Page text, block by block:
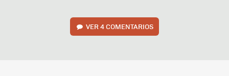
VER4 COMENTARIOS